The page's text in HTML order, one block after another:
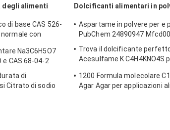
degli alimenti
di base CAS 526-
con
Na3C6H5O7
CAS 68-04-2
di
Citrato di sodio
Dolcificanti alimentari in
Aspartame in polvere per e
PubChem 24890947
Trova il dolcificante
Acesulfame K C4H4KNO4S
1200 Formula molecolare
Agar Agar per applicazioni